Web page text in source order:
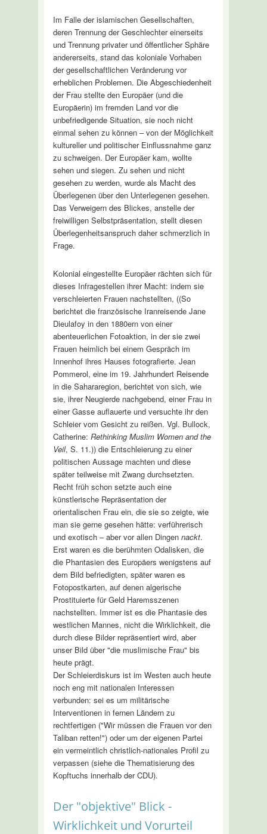
Im Falle der islamischen Gesellschaften,
deren Trennung der Geschlechter einerseits
und Trennung privater und öffentlicher Sphäre
andererseits, stand das koloniale Vorhaben
der gesellschaftlichen Veränderung vor
erheblichen Problemen. Die Abgeschiedenheit
der Frau stellte den Europäer (und die
Europäerin) im fremden Land vor die
unbefriedigende Situation, sie noch nicht
einmal sehen zu können – von der Möglichkeit
kultureller und politischer Einflussnahme ganz
zu schweigen. Der Europäer kam, wollte
sehen und siegen. Zu sehen und nicht
gesehen zu werden, wurde als Macht des
Überlegenen über den Unterlegenen gesehen.
Das Verweigern des Blickes, anstelle der
freiwilligen Selbstpräsentation, stellt diesen
Überlegenheitsanspruch daher schmerzlich in
Frage.
Kolonial eingestellte Europäer rächten sich für
dieses Infragestellen ihrer Macht: indem sie
verschleierten Frauen nachstellten, ((So
berichtet die französische Iranreisende Jane
Dieulafoy in den 1880ern von einer
abenteuerlichen Fotoaktion, in der sie zwei
Frauen heimlich bei einem Gespräch im
Innenhof ihres Hauses fotografierte. Jean
Pommerol, eine im 19. Jahrhundert Reisende
in die Sahararegion, berichtet von sich, wie
sie, ihrer Neugierde nachgebend, einer Frau in
einer Gasse auflauerte und versuchte ihr den
Schleier vom Gesicht zu reißen. Vgl. Bullock,
Catherine: Rethinking Muslim Women and the
Veil, S. 11.)) die Entschleierung zu einer
politischen Aussage machten und diese
später teilweise mit Zwang durchsetzten.
Recht früh schon setzte auch eine
künstlerische Repräsentation der
orientalischen Frau ein, die sie so zeigte, wie
man sie gerne gesehen hätte: verführerisch
und exotisch – aber vor allen Dingen nackt.
Erst waren es die berühmten Odalisken, die
die Phantasien des Europäers wenigstens auf
dem Bild befriedigten, später waren es
Fotopostkarten, auf denen algerische
Prostituierte für Geld Haremsszenen
nachstellten. Immer ist es die Phantasie des
westlichen Mannes, nicht die Wirklichkeit, die
durch diese Bilder repräsentiert wird, aber
unser Bild über "die muslimische Frau" bis
heute prägt.
Der Schleierdiskurs ist im Westen auch heute
noch eng mit nationalen Interessen
verbunden: sei es um militärische
Interventionen in fernen Ländern zu
rechtfertigen ("Wir müssen die Frauen vor den
Taliban retten!") oder um der eigenen Partei
ein vermeintlich christlich-nationales Profil zu
verpassen (siehe die Thematisierung des
Kopftuchs innerhalb der CDU).
Der "objektive" Blick -
Wirklichkeit und Vorurteil